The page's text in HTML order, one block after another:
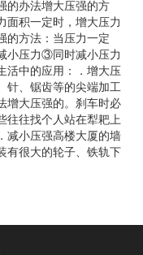
的办法增大压强的方
积一定时，增大压力
的方法：当压力一定
小压力③同时减小压力
活中的应用：．增大压
针、锯齿等的尖端加工
增大压强的。刹车时必
往往找个人站在犁耙上
减小压强高楼大厦的墙
有很大的轮子、铁轨下